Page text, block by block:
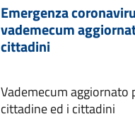
Emergenza
vademecum
cittadini
Vademecum aggiornato
cittadine ed i cittadini